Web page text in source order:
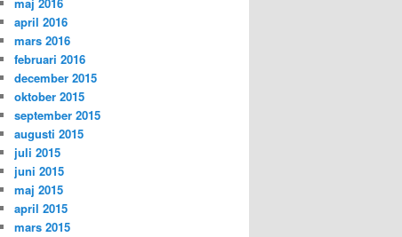
april 2016
mars 2016
februari 2016
december 2015
oktober 2015
september 2015
augusti 2015
juli 2015
juni 2015
maj 2015
april 2015
mars 2015